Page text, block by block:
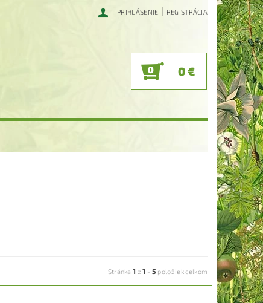
PRIHLÁSENIE | REGISTRÁCIA
0 0 €
Stránka1 z1 - 5 položiek celkom